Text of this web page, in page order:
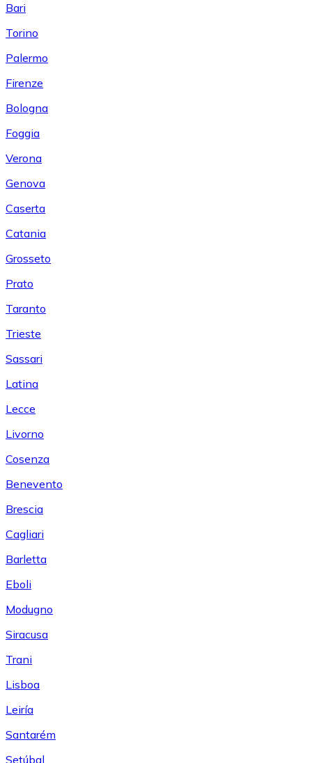
Bari
Torino
Palermo
Firenze
Bologna
Foggia
Verona
Genova
Caserta
Catania
Grosseto
Prato
Taranto
Trieste
Sassari
Latina
Lecce
Livorno
Cosenza
Benevento
Brescia
Cagliari
Barletta
Eboli
Modugno
Siracusa
Trani
Lisboa
Leiría
Santarém
Setúbal